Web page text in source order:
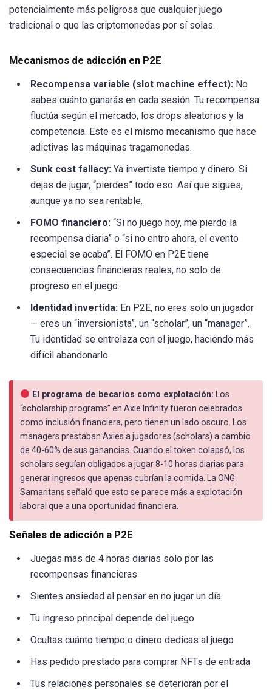
potencialmente más peligrosa que cualquier juego
tradicional o que las criptomonedas por sí solas.
Mecanismos de adicción en P2E
Recompensa variable (slot machine effect): No
sabes cuánto ganarás en cada sesión. Tu recompensa
fluctúa según el mercado, los drops aleatorios y la
competencia. Este es el mismo mecanismo que hace
adictivas las máquinas tragamonedas.
Sunk cost fallacy: Ya invertiste tiempo y dinero. Si
dejas de jugar, “pierdes” todo eso. Así que sigues,
aunque ya no sea rentable.
FOMO financiero: “Si no juego hoy, me pierdo la
recompensa diaria” o “si no entro ahora, el evento
especial se acaba”. El FOMO en P2E tiene
consecuencias financieras reales, no solo de
progreso en el juego.
Identidad invertida: En P2E, no eres solo un jugador
— eres un “inversionista”, un “scholar”, un “manager”.
Tu identidad se entrelaza con el juego, haciendo más
difícil abandonarlo.
El programa de becarios como explotación: Los
“scholarship programs” en Axie Infinity fueron celebrados
como inclusión financiera, pero tienen un lado oscuro. Los
managers prestaban Axies a jugadores (scholars) a cambio
de 40-60% de sus ganancias. Cuando el token colapsó, los
scholars seguían obligados a jugar 8-10 horas diarias para
generar ingresos que apenas cubrían la comida. La ONG
Samaritans señaló que esto se parece más a explotación
laboral que a una oportunidad financiera.
Señales de adicción a P2E
Juegas más de 4 horas diarias solo por las
recompensas financieras
Sientes ansiedad al pensar en no jugar un día
Tu ingreso principal depende del juego
Ocultas cuánto tiempo o dinero dedicas al juego
Has pedido prestado para comprar NFTs de entrada
Tus relaciones personales se deterioran por el